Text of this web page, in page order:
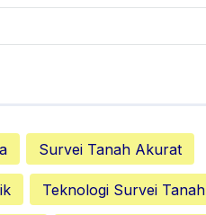
Survei Tanah Akurat
Teknologi Survei Tanah